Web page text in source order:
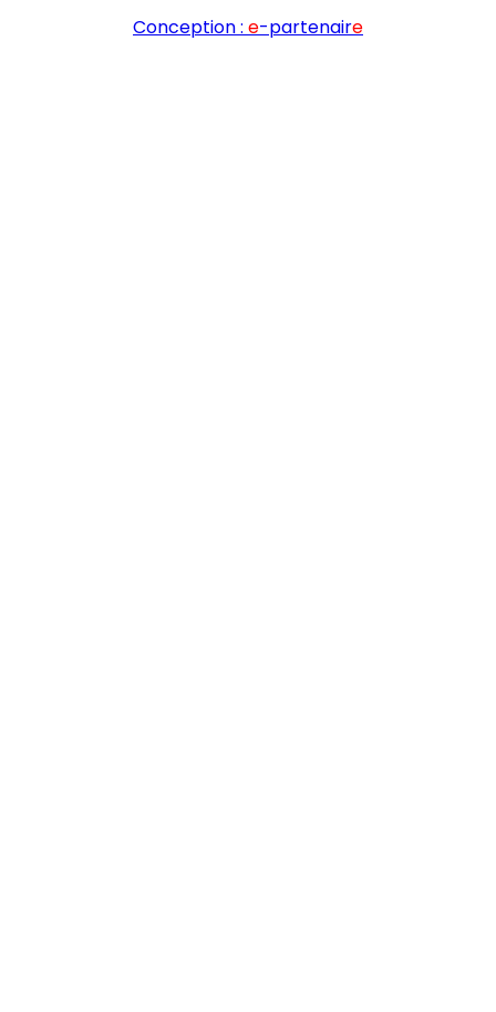
Conception : e-partenaire